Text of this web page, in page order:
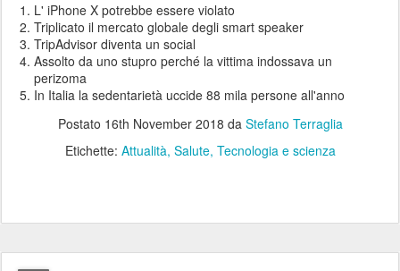
L' iPhone X potrebbe essere violato
Triplicato il mercato globale degli smart speaker
TripAdvisor diventa un social
Assolto da uno stupro perché la vittima indossava un
perizoma
In Italia la sedentarietà uccide 88 mila persone all'anno
Postato 16th November 2018 da Stefano Terraglia
Etichette: Attualità Salute Tecnologia e scienza